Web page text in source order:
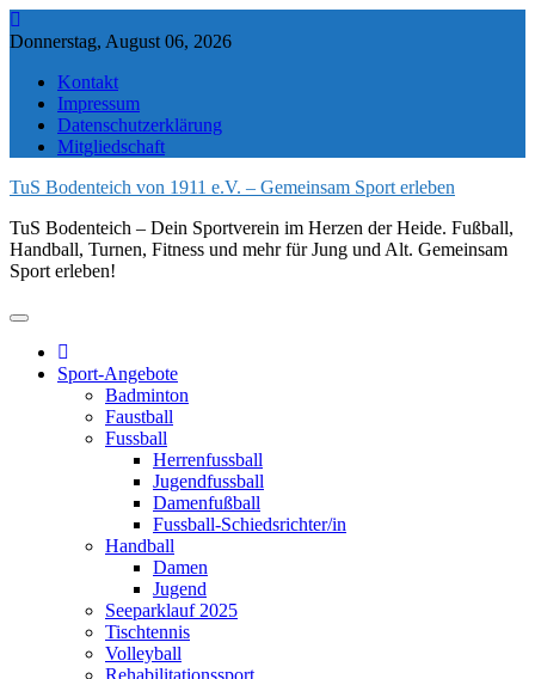
Skip
to
Donnerstag, August 06, 2026
Kontakt
Impressum
Datenschutzerklärung
Mitgliedschaft
TuS Bodenteich von 1911 e.V. – Gemeinsam Sport erleben
TuS Bodenteich – Dein Sportverein im Herzen der Heide. Fußball,
Handball, Turnen, Fitness und mehr für Jung und Alt. Gemeinsam
Sport erleben!
Sport-Angebote
Badminton
Faustball
Fussball
Herrenfussball
Jugendfussball
Damenfußball
Fussball-Schiedsrichter/in
Handball
Damen
Jugend
Seeparklauf 2025
Tischtennis
Volleyball
Rehabilitationssport